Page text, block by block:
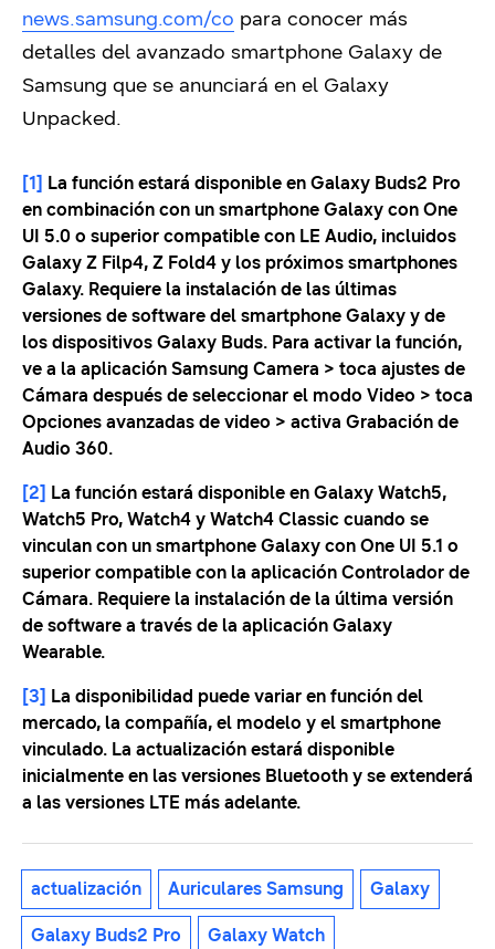
news.samsung.com/co para conocer más
detalles del avanzado smartphone Galaxy de
Samsung que se anunciará en el Galaxy
Unpacked.
[1] La función estará disponible en Galaxy Buds2 Pro
en combinación con un smartphone Galaxy con One
UI 5.0 o superior compatible con LE Audio, incluidos
Galaxy Z Filp4, Z Fold4 y los próximos smartphones
Galaxy. Requiere la instalación de las últimas
versiones de software del smartphone Galaxy y de
los dispositivos Galaxy Buds. Para activar la función,
ve a la aplicación Samsung Camera > toca ajustes de
Cámara después de seleccionar el modo Video > toca
Opciones avanzadas de video > activa Grabación de
Audio 360.
[2] La función estará disponible en Galaxy Watch5,
Watch5 Pro, Watch4 y Watch4 Classic cuando se
vinculan con un smartphone Galaxy con One UI 5.1 o
superior compatible con la aplicación Controlador de
Cámara. Requiere la instalación de la última versión
de software a través de la aplicación Galaxy
Wearable.
[3] La disponibilidad puede variar en función del
mercado, la compañía, el modelo y el smartphone
vinculado. La actualización estará disponible
inicialmente en las versiones Bluetooth y se extenderá
a las versiones LTE más adelante.
actualización Auriculares Samsung Galaxy
Galaxy Buds2 Pro Galaxy Watch